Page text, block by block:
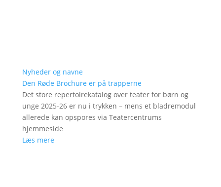
Nyheder og navne
Den Røde Brochure er på trapperne
Det store repertoirekatalog over teater for børn og
unge 2025-26 er nu i trykken – mens et bladremodul
allerede kan opspores via Teatercentrums
hjemmeside
Læs mere